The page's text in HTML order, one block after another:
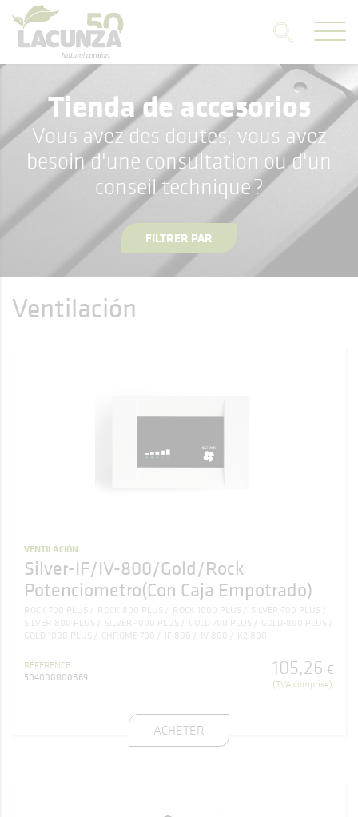
Tienda de accesorios
Vous avez des doutes, vous avez
besoin d'une consultation ou d'un
conseil technique ?
FILTRER PAR
Ventilación
VENTILACIÓN
Silver-IF/IV-800/Gold/Rock
Potenciometro(Con Caja Empotrado)
ROCK 700 PLUS ROCK 800 PLUS ROCK 1000 PLUS
SILVER-700 PLUS
SILVER 800 PLUS
SILVER-1000 PLUS GOLD 700 PLUS
GOLD-800 PLUS
GOLD-1000 PLUS
CHROME 700 IF 800 IV 800 K2 800
RÉFÉRENCE
504000000869
105,26 €
(TVA comprise)
ACHETER